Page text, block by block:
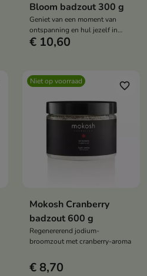
Bloom badzout 300 g
Geniet van een moment van
ontspanning en hul jezelf in
aangename aroma's die je
€ 10,60
Niet op voorraad favorite_border
Mokosh Cranberry
badzout 600 g
Regenererend jodium-
broomzout met cranberry-aroma
€ 8,70